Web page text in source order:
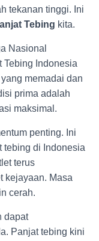
tekanan tinggi. Ini
Tebing kita.
Nasional
Tebing Indonesia
memadai dan
prima adalah
maksimal.
penting. Ini
tebing di Indonesia
terus
kejayaan. Masa
cerah.
dapat
Panjat tebing kini